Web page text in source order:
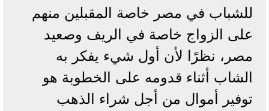
للشباب في مصر خاصة المقبلين منهم
على الزواج خاصة في الريف وصعيد
مصر، نظرًا لأن أول شيء يفكر به
الشاب أثناء قدومه على الخطوبة هو
توفير أموال من أجل شراء الذهب